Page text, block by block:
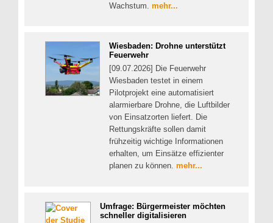
Wachstum. mehr...
Wiesbaden: Drohne unterstützt
Feuerwehr
[09.07.2026] Die Feuerwehr
Wiesbaden testet in einem
Pilotprojekt eine automatisiert
alarmierbare Drohne, die Luftbilder
von Einsatzorten liefert. Die
Rettungskräfte sollen damit
frühzeitig wichtige Informationen
erhalten, um Einsätze effizienter
planen zu können. mehr...
Umfrage: Bürgermeister möchten
schneller digitalisieren